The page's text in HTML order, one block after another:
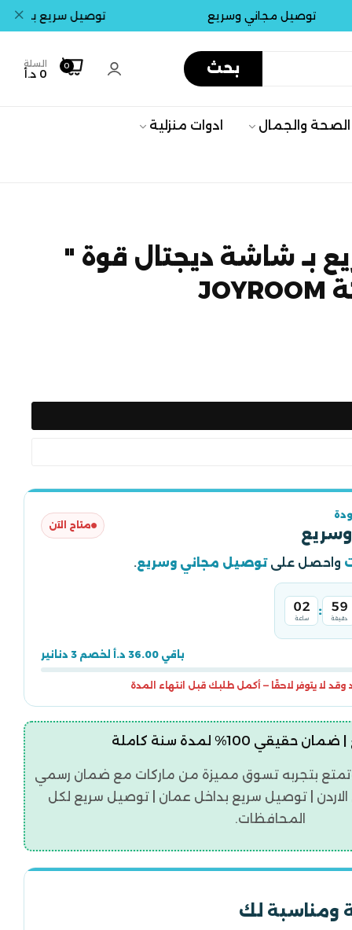
توصيل مجاني وسريع توصيل سريع بداخل عمان
بحث السلة
0 د.أ
0
الصحة والجمال ادوات منزلية
بـ شاشة ديجتال قوة "
متاح الآن
واحصل علىتوصيل مجاني وسريع.
02
ساعة
: 59
دقيقة
باقي 36.00 د.أ لخصم 3 دنانير
وقد لا يتوفر لاحقًا — أكمل طلبك قبل انتهاء المدة
100% لمدة سنة كاملة
بتجربه تسوق مميزة من ماركات مع ضمان رسمي
| توصيل سريع بداخل عمان | توصيل سريع لكل
المحافظات.
ومناسبة لك